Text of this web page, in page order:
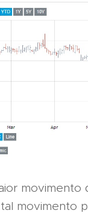
movimento
movimento